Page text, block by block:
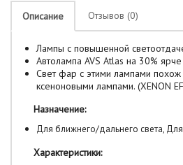
Описание Отзывов (0)
Лампы с повышенной
Автолампа AVS Atlas на 30%
Свет фар с этими лампами
ксеноновыми лампами. (XENON
Назначение:
Для ближнего/дальнего света,
Характеристики: